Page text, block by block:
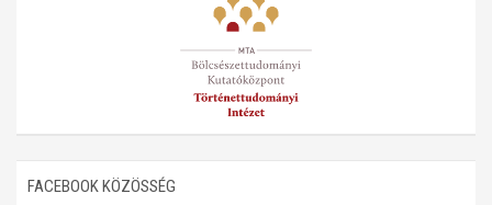
FACEBOOK KÖZÖSSÉG